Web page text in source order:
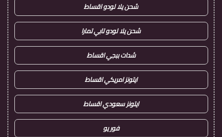
شحن يلا لودو اقساط
شحن يلا لودو تابي تمارا
شدات ببجي اقساط
ايتونز امريكي اقساط
ايتونز سعودي اقساط
فور يو